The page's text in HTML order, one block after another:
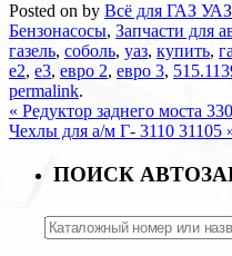
Posted on by Всё для ГАЗ УАЗ
Бензонасосы, Запчасти для
газель, соболь, уаз, купить,
е2, е3, евро 2, евро 3,
permalink.
« Редуктор заднего моста
Чехлы для а/м Г- 3110 31105
ПОИСК